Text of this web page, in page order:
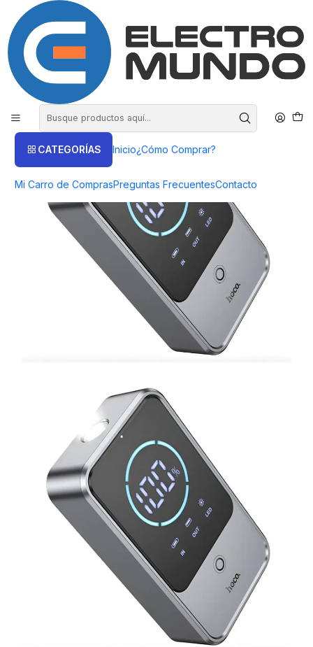
CATEGORÍAS Inicio¿Cómo Comprar?
Mi Carro de ComprasPreguntas FrecuentesContacto
COMPRA HASTA EN 3 CUOTAS SIN INTERES
Inicio Productos HOGAR Y ENTRETENCIÒN Accesorios Auto
Partidor Powerbank Carga Rapida Auto Hoco Qs7 10000 Mah Gris